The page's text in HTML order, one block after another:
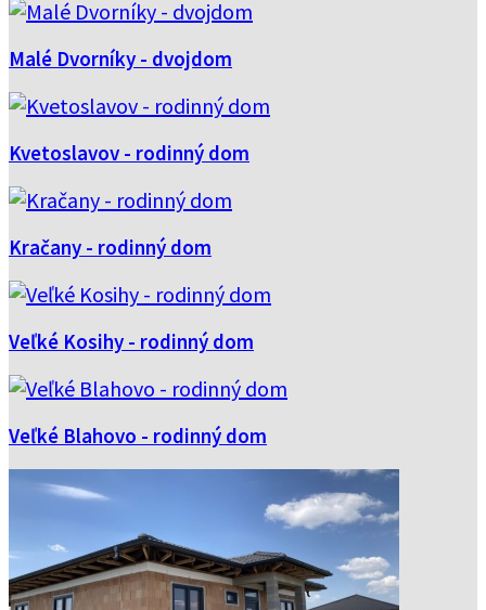
Malé Dvorníky - dvojdom
Kvetoslavov - rodinný dom
Kračany - rodinný dom
Veľké Kosihy - rodinný dom
Veľké Blahovo - rodinný dom